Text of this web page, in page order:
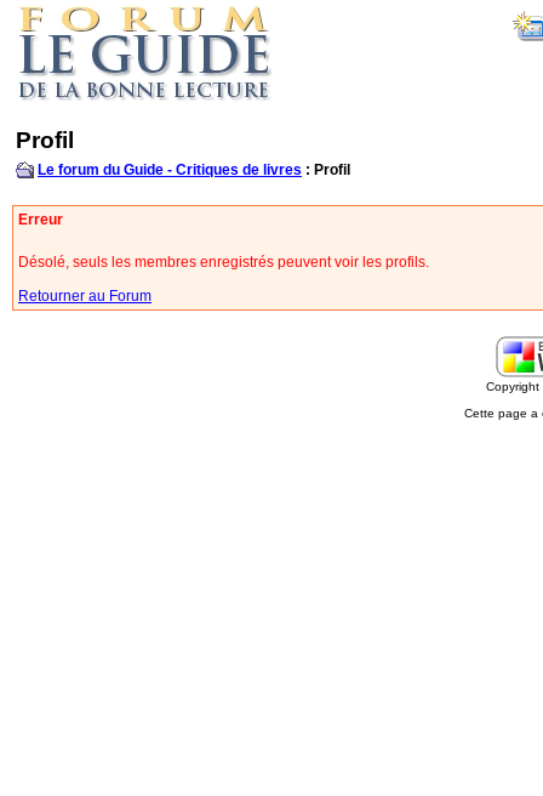
Profil
Le forum du Guide - Critiques de livres : Profil
Erreur
Désolé, seuls les membres enregistrés peuvent voir les profils.
Retourner au Forum
Cette page a